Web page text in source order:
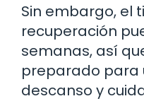
Sin embargo, el
recuperación
semanas, así
preparado para
descanso y